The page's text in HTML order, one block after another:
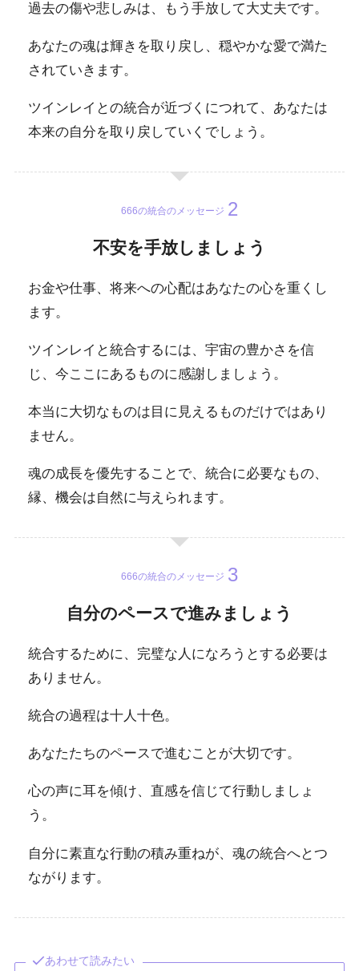
過去の傷や悲しみは、もう手放して大丈夫です。
あなたの魂は輝きを取り戻し、穏やかな愛で満た
されていきます。
ツインレイとの統合が近づくにつれて、あなたは
本来の自分を取り戻していくでしょう。
666の統合のメッセージ
不安を手放しましょう
お金や仕事、将来への心配はあなたの心を重くし
ます。
ツインレイと統合するには、宇宙の豊かさを信
じ、今ここにあるものに感謝しましょう。
本当に大切なものは目に見えるものだけではあり
ません。
魂の成長を優先することで、統合に必要なもの、
縁、機会は自然に与えられます。
666の統合のメッセージ
自分のペースで進みましょう
統合するために、完璧な人になろうとする必要は
ありません。
統合の過程は十人十色。
あなたたちのペースで進むことが大切です。
心の声に耳を傾け、直感を信じて行動しましょ
う。
自分に素直な行動の積み重ねが、魂の統合へとつ
ながります。
あわせて読みたい